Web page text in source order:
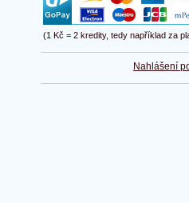
(1 Kč = 2 kredity, tedy například za
Nahlášení